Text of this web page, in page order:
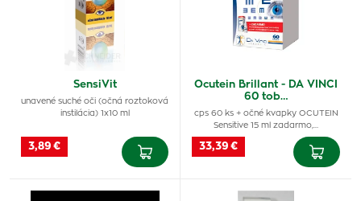
SensiVit
unavené suché oči (očná roztoková
instilácia) 1x10 ml
3,89 €
Ocutein Brillant - DA VINCI
60 tob…
cps 60 ks + očné kvapky OCUTEIN
Sensitive 15 ml zadarmo,…
33,39 €